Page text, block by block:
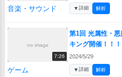
音楽・サウンド ▼詳細 解析
no image
7:26
第1回 光属性・
キング開催！！！
2024/5/29
ゲーム ▼詳細 解析